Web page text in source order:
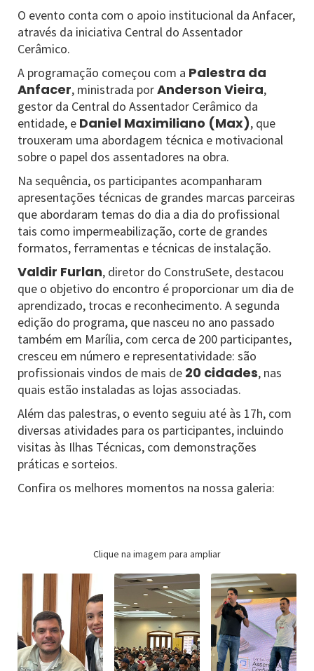
O evento conta com o apoio institucional da Anfacer,
através da iniciativa Central do Assentador
Cerâmico.
A programação começou com a Palestra da
Anfacer, ministrada porAnderson Vieira,
gestor da Central do Assentador Cerâmico da
entidade, e Daniel Maximiliano (Max), que
trouxeram uma abordagem técnica e motivacional
sobre o papel dos assentadores na obra.
Na sequência, os participantes acompanharam
apresentações técnicas de grandes marcas parceiras
que abordaram temas do dia a dia do profissional
tais como impermeabilização, corte de grandes
formatos, ferramentas e técnicas de instalação.
Valdir Furlan, diretor do ConstruSete, destacou
que o objetivo do encontro é proporcionar um dia de
aprendizado, trocas e reconhecimento. A segunda
edição do programa, que nasceu no ano passado
também em Marília, com cerca de 200 participantes,
cresceu em número e representatividade: são
profissionais vindos de mais de 20 cidades, nas
quais estão instaladas as lojas associadas.
Além das palestras, o evento seguiu até às 17h, com
diversas atividades para os participantes, incluindo
visitas às Ilhas Técnicas, com demonstrações
práticas e sorteios.
Confira os melhores momentos na nossa galeria:
Clique na imagem para ampliar